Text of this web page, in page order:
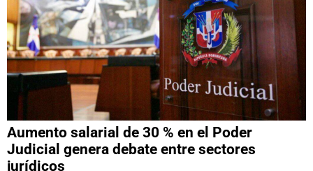
Aumento salarial de 30 % en el Poder
Judicial genera debate entre sectores
jurídicos